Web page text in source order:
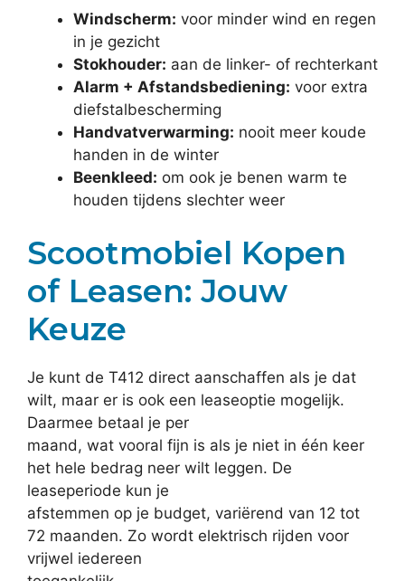
Windscherm: voor minder wind en regen
in je gezicht
Stokhouder: aan de linker- of rechterkant
Alarm + Afstandsbediening: voor extra
diefstalbescherming
Handvatverwarming: nooit meer koude
handen in de winter
Beenkleed: om ook je benen warm te
houden tijdens slechter weer
Scootmobiel Kopen
of Leasen: Jouw
Keuze
Je kunt de T412 direct aanschaffen als je dat
wilt, maar er is ook een leaseoptie mogelijk.
Daarmee betaal je per
maand, wat vooral fijn is als je niet in één keer
het hele bedrag neer wilt leggen. De
leaseperiode kun je
afstemmen op je budget, variërend van 12 tot
72 maanden. Zo wordt elektrisch rijden voor
vrijwel iedereen